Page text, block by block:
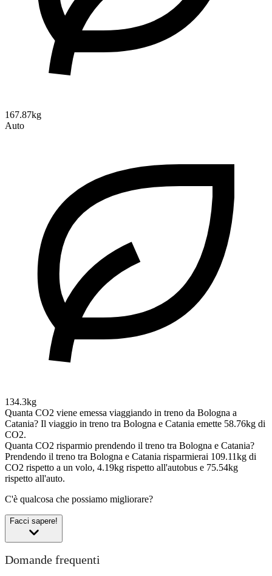
167.87kg
Auto
134.3kg
Quanta CO2 viene emessa viaggiando in treno da Bologna a
Catania? Il viaggio in treno tra Bologna e Catania emette 58.76kg di
CO2.
Quanta CO2 risparmio prendendo il treno tra Bologna e Catania?
Prendendo il treno tra Bologna e Catania risparmierai 109.11kg di
CO2 rispetto a un volo, 4.19kg rispetto all'autobus e 75.54kg
rispetto all'auto.
C'è qualcosa che possiamo migliorare?
Facci sapere!
Domande frequenti